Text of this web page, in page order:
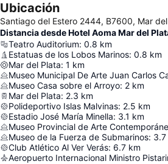
Ubicación
Santiago del Estero 2444, B7600, Mar
Distancia desde Hotel Aoma Mar del
Teatro Auditorium: 0.8 km
Estatuas de los Lobos Marinos: 0.8 km
Mar del Plata: 1 km
Museo Municipal De Arte Juan Carlos
Museo Casa sobre el Arroyo: 2 km
Mar del Plata: 2.3 km
Polideportivo Islas Malvinas: 2.5 km
Estadio José María Minella: 3.1 km
Museo Provincial de Arte
Museo de la Fuerza de Submarinos: 3.7
Club Atlético Al Ver Verás: 6.7 km
Aeropuerto Internacional Ministro